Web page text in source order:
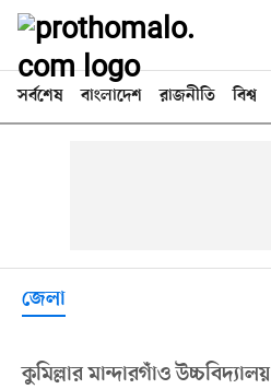
সর্বশেষ বাংলাদেশ রাজনীতি বিশ্ব
জেলা
কুমিল্লার মান্দারগাঁও উচ্চবিদ্যালয়